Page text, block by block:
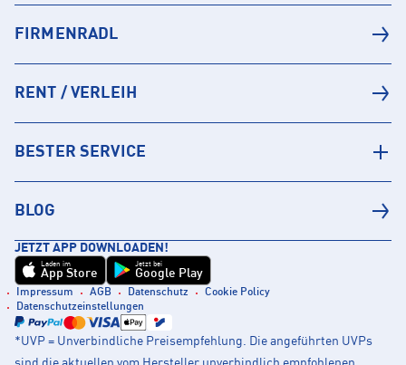
FIRMENRADL
RENT / VERLEIH
BESTER SERVICE
BLOG
JETZT APP DOWNLOADEN!
Laden im
App Store
Jetzt bei
Google Play
Impressum AGB Datenschutz
Cookie Policy
Datenschutzeinstellungen
*UVP = Unverbindliche Preisempfehlung. Die angeführten UVPs